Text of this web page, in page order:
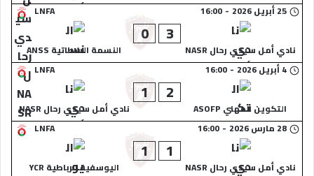
LNFA
25 أبريل 2026 -
16:00
نادي أمل سيدي رحال NASR
3
0
النسمة السطاتية ANSS
LNFA
4 أبريل 2026 -
16:00
التكوين المهني ASOFP
2
1
نادي أمل سيدي رحال NASR
LNFA
28 مارس 2026 -
16:00
نادي أمل سيدي رحال NASR
1
1
اليوسفية الرباطية YCR